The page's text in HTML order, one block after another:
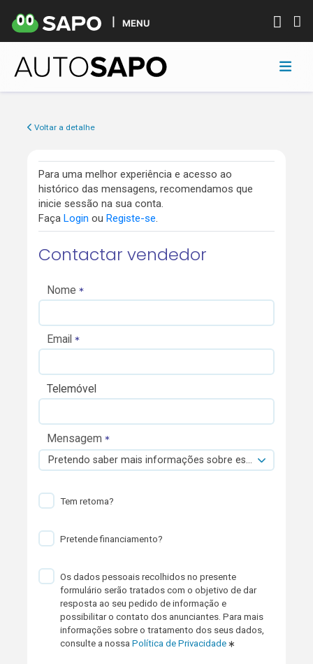
MENU
Voltar a detalhe
Para uma melhor experiência e acesso ao
histórico das mensagens, recomendamos que
inicie sessão na sua conta.
Faça Login ou Registe-se.
Contactar vendedor
Nome
Email
Telemóvel
Mensagem
Pretendo saber mais informações sobre esta viatura.
Tem retoma?
Pretende financiamento?
Os dados pessoais recolhidos no presente
formulário serão tratados com o objetivo de dar
resposta ao seu pedido de informação e
possibilitar o contato dos anunciantes. Para mais
informações sobre o tratamento dos seus dados,
consulte a nossaPolítica de Privacidade